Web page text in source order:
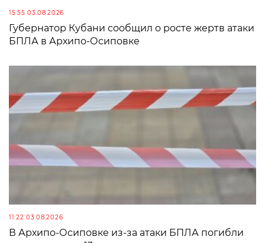
15:55 03.08.2026
Губернатор Кубани сообщил о росте жертв атаки
БПЛА в Архипо-Осиповке
11:22 03.08.2026
В Архипо-Осиповке из-за атаки БПЛА погибли